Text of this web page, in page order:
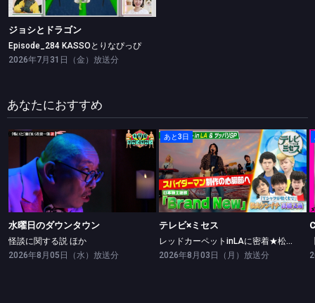
ジョシとドラゴン
Episode_284 KASSOとりなぴっぴ
2026年7月31日（金）放送分
あなたにおすすめ
水曜日のダウンタウン
怪談に関する説 ほか
水曜日のダウンタウン
怪談に関する説 ほか
2026年8月05日（水）放送分
あと3日
テレビ×ミセス
レッドカーペットinLAに密着★松山ケンイチ・高橋文哉ツッパリ勝負！
テレビ×ミセス
レッドカーペットinLAに密着★松山ケンイチ・高橋文哉ツッパリ勝負！
2026年8月03日（月）放送分